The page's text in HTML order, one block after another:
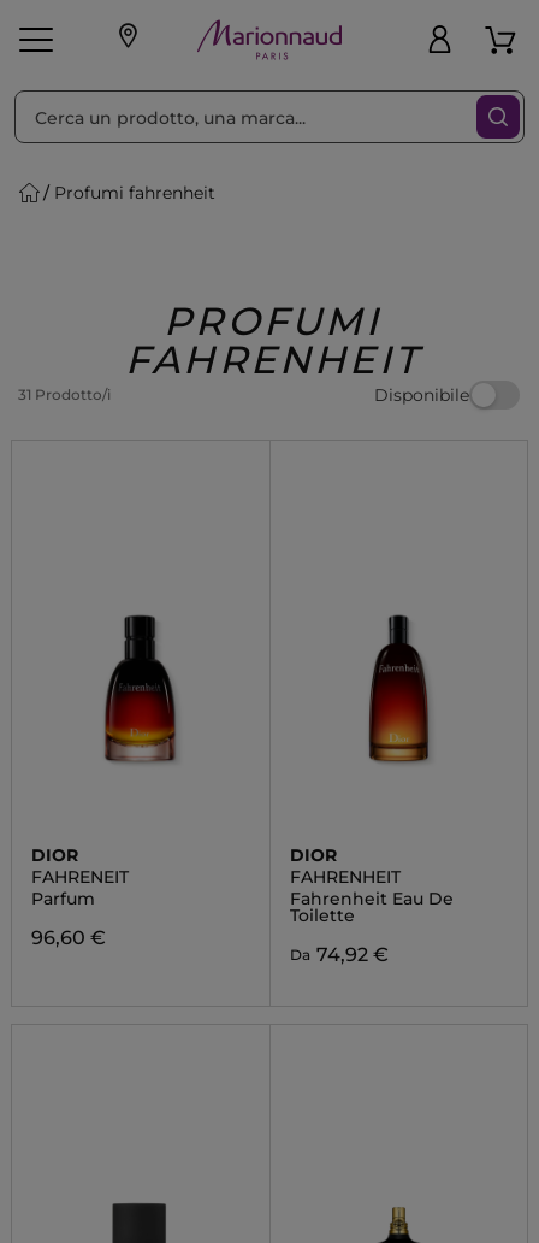
Make-up Profumi
Regalo
Profumi fahrenheit
PROFUMI
FAHRENHEIT
31 Prodotto/i Disponibile
Ordina per Filtra
DIOR
FAHRENEIT
Parfum
96,60 €
DIOR
FAHRENHEIT
Fahrenheit Eau De
Toilette
Da 74,92 €